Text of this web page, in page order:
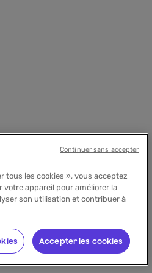
tous les cookies », vous acceptez
votre appareil pour améliorer la
son utilisation et contribuer à
Accepter les cookies
Continuer sans accepter